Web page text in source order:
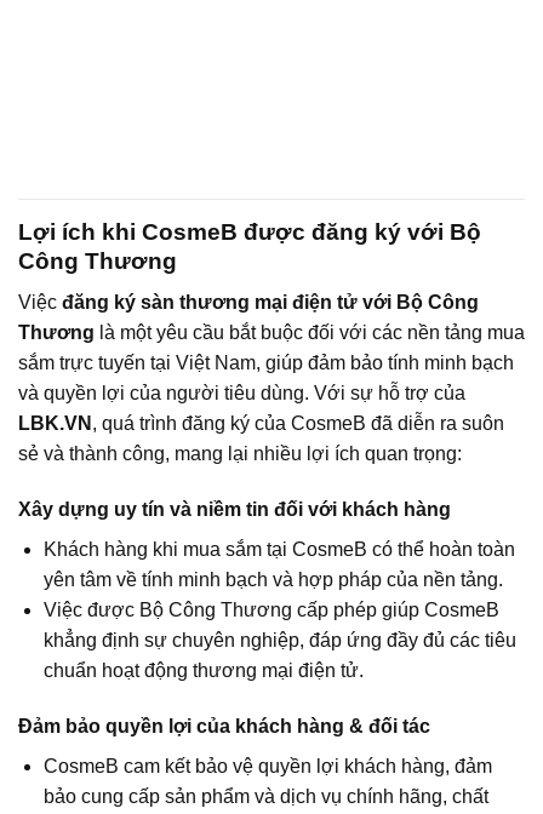
Lợi ích khi CosmeB được đăng ký với Bộ
Công Thương
Việc đăng ký sàn thương mại điện tử với Bộ Công
Thương là một yêu cầu bắt buộc đối với các nền tảng mua
sắm trực tuyến tại Việt Nam, giúp đảm bảo tính minh bạch
và quyền lợi của người tiêu dùng. Với sự hỗ trợ của
LBK.VN , quá trình đăng ký của CosmeB đã diễn ra suôn
sẻ và thành công, mang lại nhiều lợi ích quan trọng:
Xây dựng uy tín và niềm tin đối với khách hàng
Khách hàng khi mua sắm tại CosmeB có thể hoàn toàn
yên tâm về tính minh bạch và hợp pháp của nền tảng.
Việc được Bộ Công Thương cấp phép giúp CosmeB
khẳng định sự chuyên nghiệp, đáp ứng đầy đủ các tiêu
chuẩn hoạt động thương mại điện tử.
Đảm bảo quyền lợi của khách hàng & đối tác
CosmeB cam kết bảo vệ quyền lợi khách hàng, đảm
bảo cung cấp sản phẩm và dịch vụ chính hãng, chất